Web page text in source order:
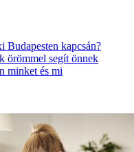
Budapesten kapcsán?
örömmel segít önnek
minket és mi